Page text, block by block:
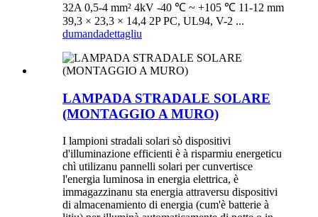
32A 0,5-4 mm² 4kV -40 ℃ ~ +105 ℃ 11-12 mm
39,3 × 23,3 × 14,4 2P PC, UL94, V-2 ...
dumandadettagliu
LAMPADA STRADALE SOLARE
(MONTAGGIO A MURO)
I lampioni stradali solari sò dispositivi
d'illuminazione efficienti è à risparmiu energeticu
chì utilizanu pannelli solari per cunvertisce
l'energia luminosa in energia elettrica, è
immagazzinanu sta energia attraversu dispositivi
di almacenamiento di energia (cum'è batterie à